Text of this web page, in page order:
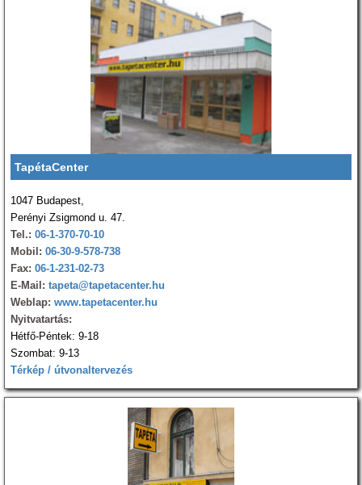
TapétaCenter
1047 Budapest,
Perényi Zsigmond u. 47.
Tel.: 06-1-370-70-10
Mobil: 06-30-9-578-738
Fax: 06-1-231-02-73
E-Mail: tapeta@tapetacenter.hu
Weblap: www.tapetacenter.hu
Nyitvatartás:
Hétfő-Péntek: 9-18
Szombat: 9-13
Térkép / útvonaltervezés